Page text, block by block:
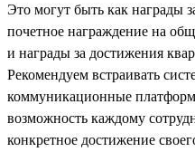
Это могут быть как награды
почетное награждение на
и награды за достижения
Рекомендуем встраивать
коммуникационные
возможность каждому
конкретное достижение